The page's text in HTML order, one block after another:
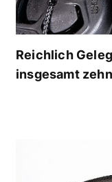
Reichlich
insgesamt